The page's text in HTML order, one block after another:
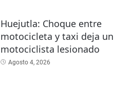
Huejutla: Choque entre
motocicleta y taxi deja un
motociclista lesionado
Agosto 4, 2026